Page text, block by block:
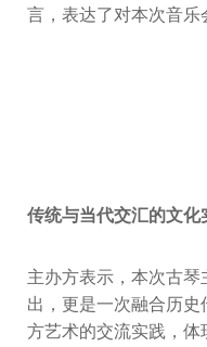
言，表达了对本次音乐
传统与当代交汇的文化
主办方表示，本次古
出，更是一次融合历
方艺术的交流实践，